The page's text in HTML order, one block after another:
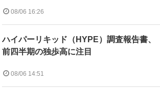
08/06 16:26
ハイパーリキッド（HYPE）調査報告書、
前四半期の独歩高に注目
08/06 14:51